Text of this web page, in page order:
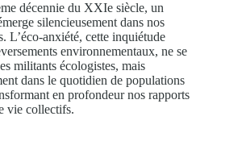
décennie du XXIe siècle, un
silencieusement dans nos
L’éco-anxiété, cette inquiétude
environnementaux, ne se
militants écologistes, mais
dans le quotidien de populations
en profondeur nos rapports
vie collectifs.